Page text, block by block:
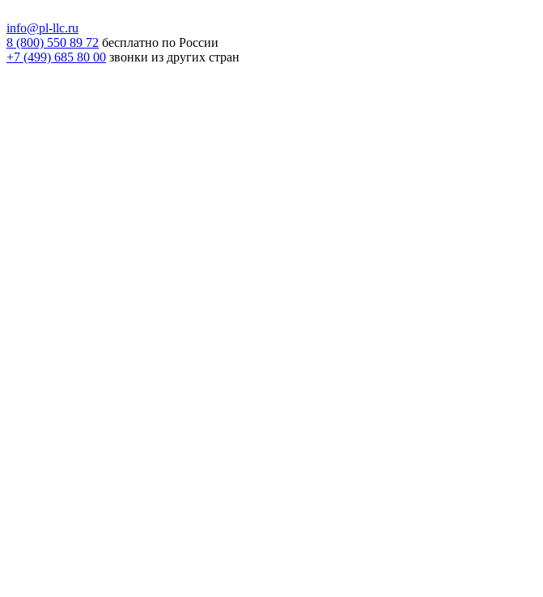
info@pl-llc.ru
8 (800) 550 89 72 бесплатно по России
+7 (499) 685 80 00 звонки из других стран